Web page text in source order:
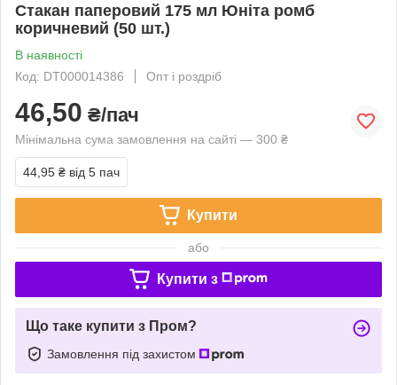
Стакан паперовий 175 мл Юніта ромб
коричневий (50 шт.)
В наявності
Код: DT000014386
Опт і роздріб
46,50 ₴/пач
Мінімальна сума замовлення на сайті — 300 ₴
44,95 ₴ від 5 пач
Купити
або
Купити з
Що таке купити з Пром?
Замовлення під захистом